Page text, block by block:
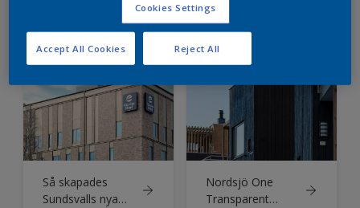
genomtänkt
arkitektur i
Holbæks nya
Svanenmärkta
bostadshus
Elegant och
klassisk fastighet
på Østerbrogade
får nytt liv med
Nordsjös Murtex
Siloxane
Så skapades
Sundsvalls nya
Nordsjö One
Transparent
Cookies Settings
Reject All
Accept All Cookies